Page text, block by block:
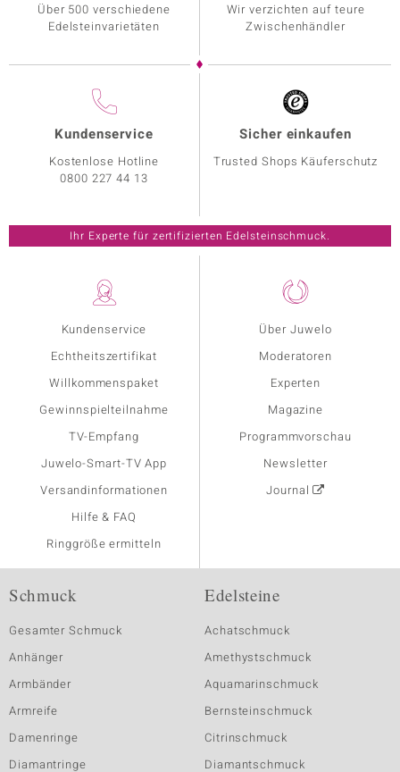
Kundenservice
Echtheitszertifikat
Willkommenspaket
Gewinnspielteilnahme
TV-Empfang
Juwelo-Smart-TV App
Versandinformationen
Hilfe & FAQ
Ringgröße ermitteln
Über Juwelo
Moderatoren
Experten
Magazine
Programmvorschau
Newsletter
Journal
Über 500 verschiedene
Edelsteinvarietäten
Wir verzichten auf teure
Zwischenhändler
Kundenservice
Kostenlose Hotline
0800 227 44 13
Sicher einkaufen
Trusted Shops Käuferschutz
Ihr Experte für zertifizierten Edelsteinschmuck.
Schmuck
Gesamter Schmuck
Anhänger
Armbänder
Armreife
Damenringe
Diamantringe
Edelsteine
Achatschmuck
Amethystschmuck
Aquamarinschmuck
Bernsteinschmuck
Citrinschmuck
Diamantschmuck